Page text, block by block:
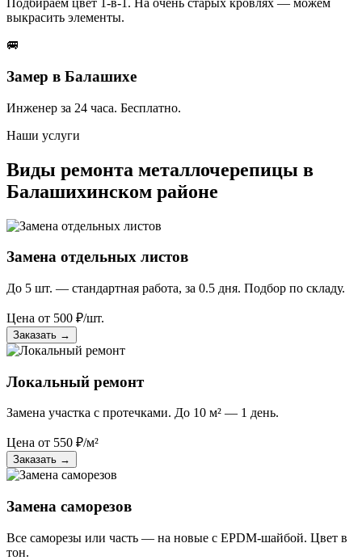
Подбираем цвет 1-в-1. На очень старых кровлях — можем
выкрасить элементы.
🚐
Замер в Балашихе
Инженер за 24 часа. Бесплатно.
Наши услуги
Виды ремонта металлочерепицы в
Балашихинском районе
Замена отдельных листов
До 5 шт. — стандартная работа, за 0.5 дня. Подбор по складу.
Цена от 500 ₽/шт.
Заказать →
Локальный ремонт
Замена участка с протечками. До 10 м² — 1 день.
Цена от 550 ₽/м²
Заказать →
Замена саморезов
Все саморезы или часть — на новые с EPDM-шайбой. Цвет в
тон.